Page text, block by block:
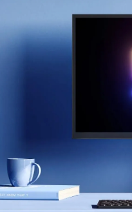
Izmantojiet šo kodu,